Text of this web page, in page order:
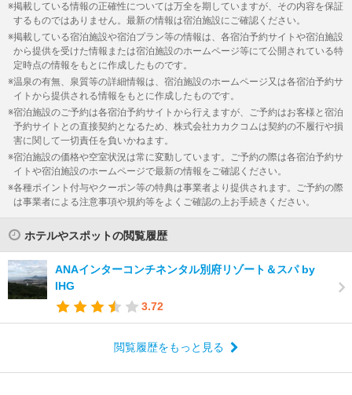
掲載している情報の正確性については万全を期していますが、その内容を保証
するものではありません。最新の情報は宿泊施設にご確認ください。
掲載している宿泊施設や宿泊プラン等の情報は、各宿泊予約サイトや宿泊施設
から提供を受けた情報または宿泊施設のホームページ等にて公開されている特
定時点の情報をもとに作成したものです。
温泉の有無、泉質等の詳細情報は、宿泊施設のホームページ又は各宿泊予約サ
イトから提供される情報をもとに作成したものです。
宿泊施設のご予約は各宿泊予約サイトから行えますが、ご予約はお客様と宿泊
予約サイトとの直接契約となるため、株式会社カカクコムは契約の不履行や損
害に関して一切責任を負いかねます。
宿泊施設の価格や空室状況は常に変動しています。ご予約の際は各宿泊予約サ
イトや宿泊施設のホームページで最新の情報をご確認ください。
各種ポイント付与やクーポン等の特典は事業者より提供されます。ご予約の際
は事業者による注意事項や規約等をよくご確認の上お手続きください。
ホテルやスポットの閲覧履歴
ANAインターコンチネンタル別府リゾート＆スパ by
IHG
3.72
閲覧履歴をもっと見る